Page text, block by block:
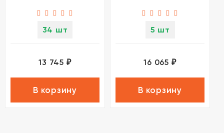
34 шт
13 745 ₽
В корзину
5 шт
16 065 ₽
В корзину